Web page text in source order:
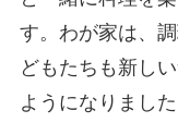
す。わが家は、
どもたちも新し
ようになりました